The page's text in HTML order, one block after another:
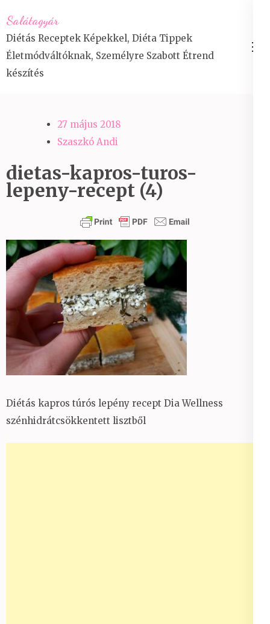
to
content
(Press
Enter)
Salátagyár
Diétás Receptek Képekkel, Diéta Tippek
Életmódváltóknak, Személyre Szabott Étrend
készítés
27 május 2018
Szaszkó Andi
dietas-kapros-turos-
lepeny-recept (4)
Diétás kapros túrós lepény recept Dia Wellness
szénhidrátcsökkentett lisztből